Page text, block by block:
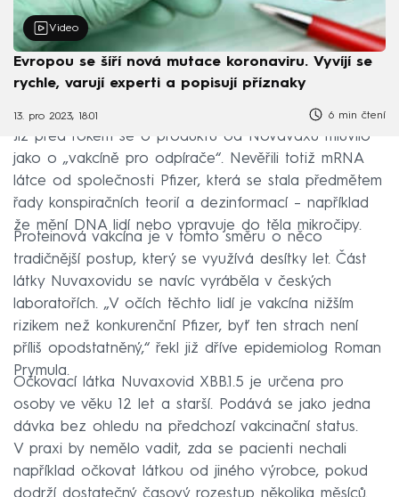
Video
Evropou se šíří nová mutace koronaviru. Vyvíjí se
rychle, varují experti a popisují příznaky
13. pro 2023, 18:01 6 min čtení
Již před rokem se o produktu od Novavaxu mluvilo
jako o „vakcíně pro odpírače“. Nevěřili totiž mRNA
látce od společnosti Pfizer, která se stala předmětem
řady konspiračních teorií a dezinformací – například
že mění DNA lidí nebo vpravuje do těla mikročipy.
Proteinová vakcína je v tomto směru o něco
tradičnější postup, který se využívá desítky let. Část
látky Nuvaxovidu se navíc vyráběla v českých
laboratořích. „V očích těchto lidí je vakcína nižším
rizikem než konkurenční Pfizer, byť ten strach není
příliš opodstatněný,“ řekl již dříve epidemiolog Roman
Prymula.
Očkovací látka Nuvaxovid XBB.1.5 je určena pro
osoby ve věku 12 let a starší. Podává se jako jedna
dávka bez ohledu na předchozí vakcinační status.
V praxi by nemělo vadit, zda se pacienti nechali
například očkovat látkou od jiného výrobce, pokud
dodrží dostatečný časový rozestup několika měsíců.